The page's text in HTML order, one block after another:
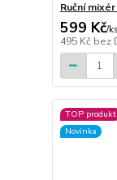
Ruční
599 Kč/ks
495 Kč bez
TOP produkt
Novinka